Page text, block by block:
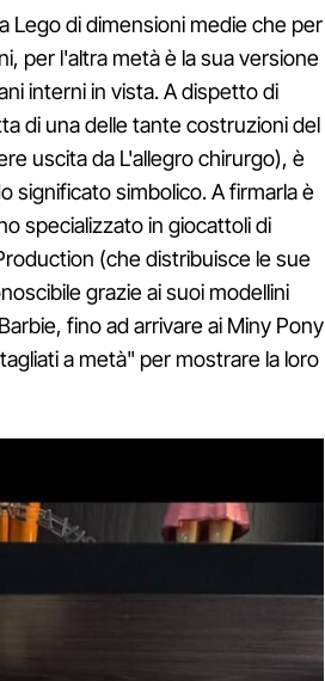
Lego di dimensioni medie che per
per l'altra metà è la sua versione
interni in vista. A dispetto di
di una delle tante costruzioni del
uscita da L'allegro chirurgo), è
significato simbolico. A firmarla è
specializzato in giocattoli di
(che distribuisce le sue
grazie ai suoi modellini
fino ad arrivare ai Miny Pony
a metà" per mostrare la loro